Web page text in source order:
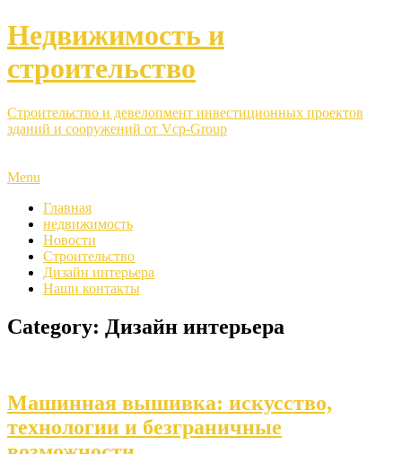
Недвижимость и
строительство
Строительство и девелопмент инвестиционных проектов
зданий и сооружений от Vcp-Group
Menu
Главная
недвижимость
Новости
Строительство
Дизайн интерьера
Наши контакты
Category: Дизайн интерьера
Машинная вышивка: искусство,
технологии и безграничные